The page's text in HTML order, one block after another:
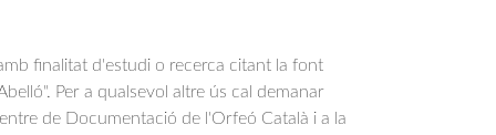
finalitat d'estudi o recerca citant la font
Per a qualsevol altre ús cal demanar
de Documentació de l'Orfeó Català i a la